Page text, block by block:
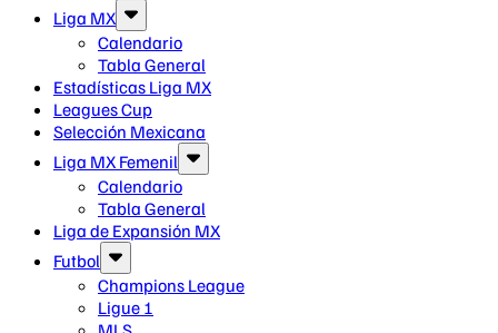
Liga MX
Calendario
Tabla General
Estadísticas Liga MX
Leagues Cup
Selección Mexicana
Liga MX Femenil
Calendario
Tabla General
Liga de Expansión MX
Futbol
Champions League
Ligue 1